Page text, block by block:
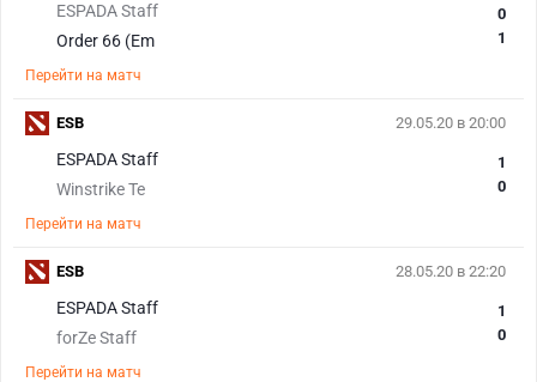
ESPADA Staff
Order 66 (Em
0
1
Перейти на матч
29.05.20 в 20:00
ESPADA Staff
Winstrike Te
1
0
Перейти на матч
ESB
28.05.20 в 22:20
ESPADA Staff
forZe Staff
1
0
Перейти на матч
ESB